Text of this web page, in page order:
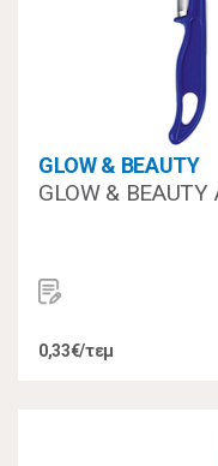
GLOW & BEAUTY
GLOW &
0,33€/τεμ